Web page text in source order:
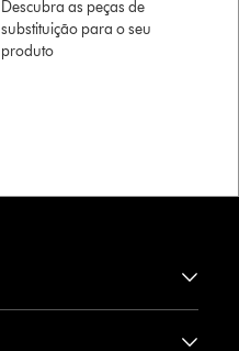
Descubra as peças de
substituição para o seu
produto